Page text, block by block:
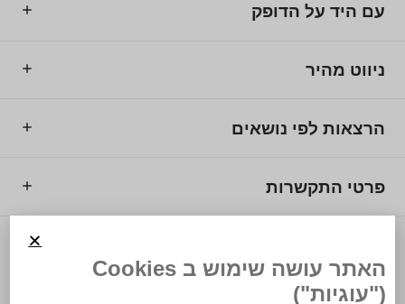
עם היד על הדופק
ניווט מהיר
הרצאות לפי נושאים
פרטי התקשרות
האתר עושה שימוש ב Cookies
("עוגיות")